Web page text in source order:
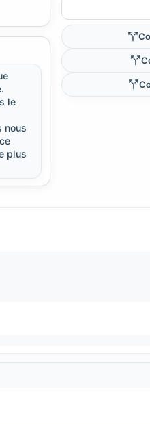
le
nous
plus